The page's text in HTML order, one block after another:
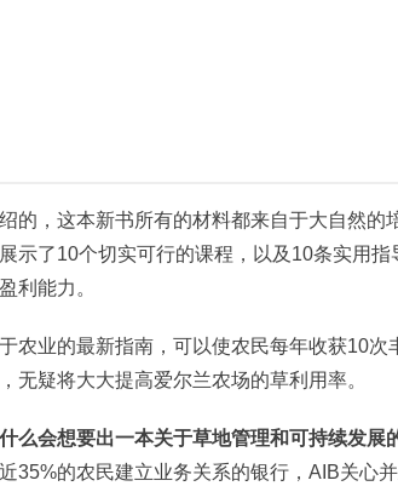
的，这本新书所有的材料都来自于大自然
示了10个切实可行的课程，以及10条实用
利能力。
农业的最新指南，可以使农民每年收获10
无疑将大大提高爱尔兰农场的草利用率。
么会想要出一本关于草地管理和可持续发展
35%的农民建立业务关系的银行，AIB关心